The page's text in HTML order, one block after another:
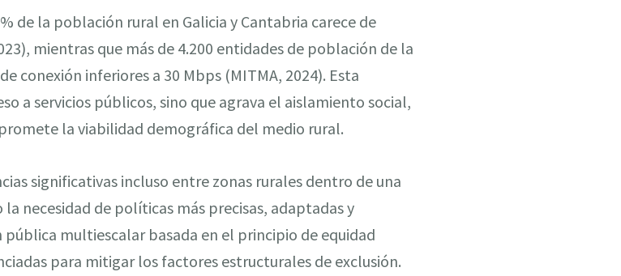
de la población rural en Galicia y Cantabria carece de
mientras que más de 4.200 entidades de población de la
conexión inferiores a 30 Mbps (MITMA, 2024). Esta
a servicios públicos, sino que agrava el aislamiento social,
la viabilidad demográfica del medio rural.
significativas incluso entre zonas rurales dentro de una
necesidad de políticas más precisas, adaptadas y
multiescalar basada en el principio de equidad
para mitigar los factores estructurales de exclusión.